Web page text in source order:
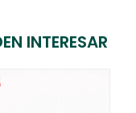
INTERESAR